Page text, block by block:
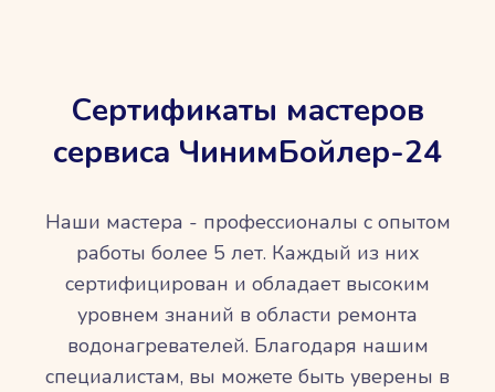
Сертификаты мастеров
сервиса ЧинимБойлер-24
Наши мастера - профессионалы с опытом
работы более 5 лет. Каждый из них
сертифицирован и обладает высоким
уровнем знаний в области ремонта
водонагревателей. Благодаря нашим
специалистам, вы можете быть уверены в